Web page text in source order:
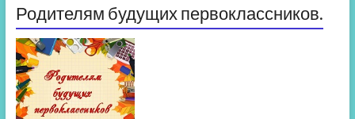
Родителям будущих первоклассников.